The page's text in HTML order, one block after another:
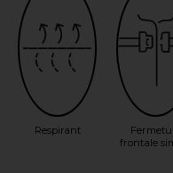
Respirant
frontale